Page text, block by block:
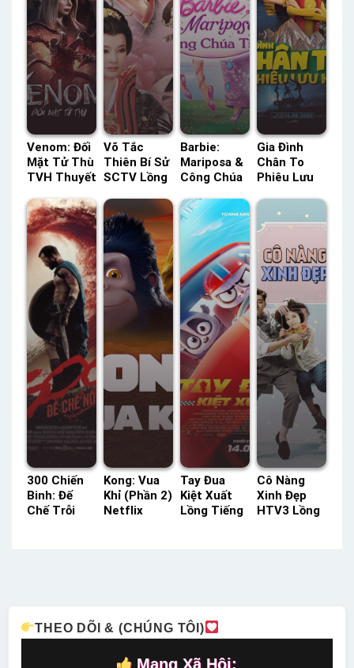
Venom: Đối
Mặt Tử Thù
TVH Thuyết
Status: HD
Thuyết
Minh
Võ Tắc
Thiên Bí Sử
SCTV Lồng
Status: 54 /
54 Lồng
Tiếng
Barbie:
Mariposa &
Công Chúa
Lồng Tiếng
– Status:
HD Lồng
Tiếng
Gia Đình
Chân To
Phiêu Lưu
Tiếng –
Status: HD
Lồng Tiếng
300 Chiến
Binh: Đế
Chế Trỗi
Kong: Vua
Khỉ (Phần 2)
Netflix
Tay Đua
Kiệt Xuất
Lồng Tiếng
Cô Nàng
Xinh Đẹp
HTV3 Lồng
THEO DÕI & (CHÚNG TÔI)
Mạng Xã Hội: